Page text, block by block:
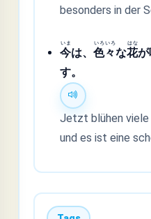
besonders in der
今
いま
は、色
いろ
々
いろ
な花
はな
が
す。
Jetzt blühen viele
und es ist eine